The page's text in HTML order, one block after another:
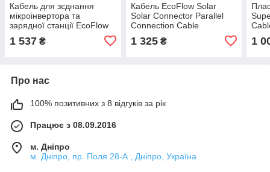
Кабель для зєднання
мікроінвертора та
зарядної станції EcoFlow
1 537 ₴
Кабель EcoFlow Solar
Solar Connector Parallel
Connection Cable
1 325₴ 1
Про нас
100% позитивних з 8 відгуків за рік
Працює з 08.09.2016
м. Дніпро
м. Дніпро, пр. Поля 28-А , Дніпро, Україна